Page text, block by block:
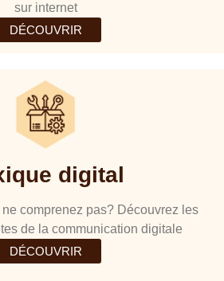
sur internet
DÉCOUVRIR
digital
comprenez pas? Découvrez les
de la communication digitale
DÉCOUVRIR